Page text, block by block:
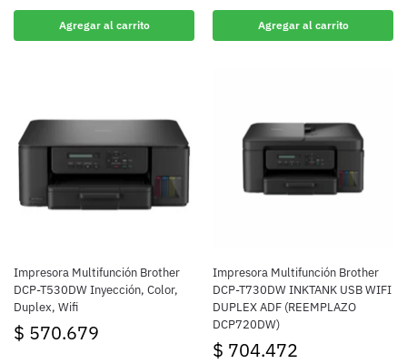
Agregar al carrito Agregar al carrito
Impresora Multifunción Brother
DCP-T530DW Inyección, Color,
Duplex, Wifi
$ 570.679
Impresora Multifunción Brother
DCP-T730DW INKTANK USB WIFI
DUPLEX ADF (REEMPLAZO
DCP720DW)
$ 704.472